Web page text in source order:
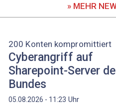
» MEHR
200 Konten kompromittiert
Cyberangriff auf
Sharepoint-Server
Bundes
05.08.2026 - 11:23 Uhr